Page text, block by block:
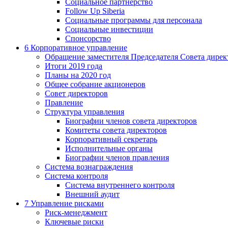
Социальное партнерство
Follow Up Siberia
Социальные программы для персонала
Социальные инвестиции
Спонсорство
6 Корпоративное управление
Обращение заместителя Председателя Совета
Итоги 2019 года
Планы на 2020 год
Общее собрание акционеров
Совет директоров
Правление
Структура управления
Биографии членов совета директоров
Комитеты совета директоров
Корпоративный секретарь
Исполнительные органы
Биографии членов правления
Система вознаграждения
Система контроля
Система внутреннего контроля
Внешний аудит
7 Управление рисками
Риск-менеджмент
Ключевые риски